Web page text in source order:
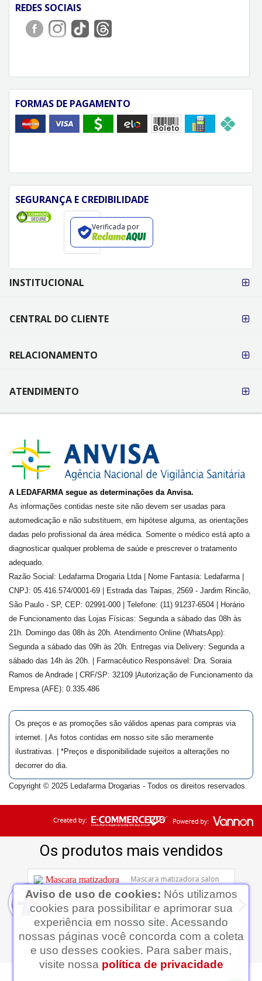
Ledafarma
Clique aqui...
REDES SOCIAIS
FORMAS DE PAGAMENTO
SEGURANÇA E CREDIBILIDADE
Verificada por
FORMAS DE
PAGAMENTO
INSTITUCIONAL
CENTRAL DO CLIENTE
RELACIONAMENTO
ATENDIMENTO
A LEDAFARMA segue as determinações da Anvisa.
As informações contidas neste site não devem ser usadas para
automedicação e não substituem, em hipótese alguma, as orientações
dadas pelo profissional da área médica. Somente o médico está apto a
diagnosticar qualquer problema de saúde e prescrever o tratamento
adequado.
Razão Social: Ledafarma Drogaria Ltda | Nome Fantasia: Ledafarma |
CNPJ: 05.416.574/0001-69 | Estrada das Taipas, 2569 - Jardim Rincão,
São Paulo - SP, CEP: 02991-000 | Telefone: (11) 91237-6504 | Horário
de Funcionamento das Lojas Físicas: Segunda a sábado das 08h às
21h. Domingo das 08h às 20h. Atendimento Online (WhatsApp):
Segunda a sábado das 09h às 20h. Entregas via Delivery: Segunda a
sábado das 14h às 20h. | Farmacêutico Responsável: Dra. Soraia
Ramos de Andrade
| CRF/SP: 32109 |Autorização de Funcionamento da
Empresa (AFE): 0.335.486
Os preços e as promoções são válidos apenas para compras via
internet. | As fotos contidas em nosso site são meramente
ilustrativas. | *Preços e disponibilidade sujeitos a alterações no
decorrer do dia.
Copyright © 2025 Ledafarma Drogarias - Todos os direitos reservados.
Aviso de uso de cookies: Nós utilizamos
cookies para possibilitar e aprimorar sua
experiência em nosso site. Acessando
nossas páginas você concorda com a coleta
e uso desses cookies. Para saber mais,
visite nossa política de privacidade